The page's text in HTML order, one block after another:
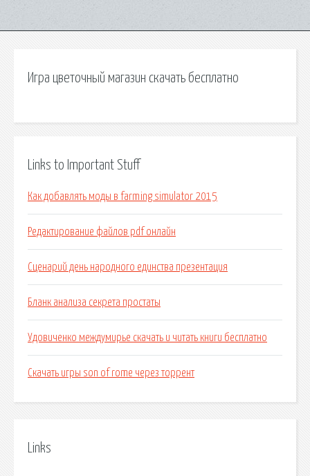
Игра цветочный магазин скачать бесплатно
Links to Important Stuff
Как добавлять моды в farming simulator 2015
Редактирование файлов pdf онлайн
Сценарий день народного единства презентация
Бланк анализа секрета простаты
Удовиченко междумирье скачать и читать книги бесплатно
Скачать игры son of rome через торрент
Links